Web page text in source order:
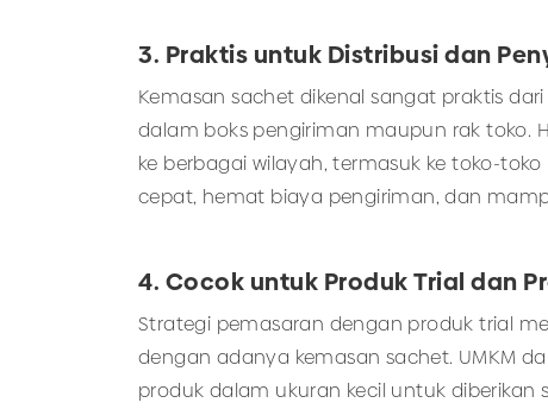
3. Praktis untuk Distribusi dan
Kemasan sachet dikenal sangat praktis
dalam boks pengiriman maupun rak toko.
ke berbagai wilayah, termasuk ke toko-
cepat, hemat biaya pengiriman, dan
4. Cocok untuk Produk Trial dan
Strategi pemasaran dengan produk trial
dengan adanya kemasan sachet. UMKM
produk dalam ukuran kecil untuk diberikan